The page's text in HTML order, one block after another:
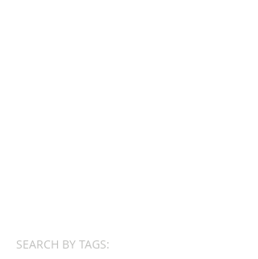
SEARCH BY TAGS: